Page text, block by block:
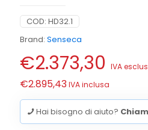
COD: HD32.1
Brand: Senseca
€2.373,30 IVA
€2.895,43IVA inclusa
Hai bisogno di aiuto?